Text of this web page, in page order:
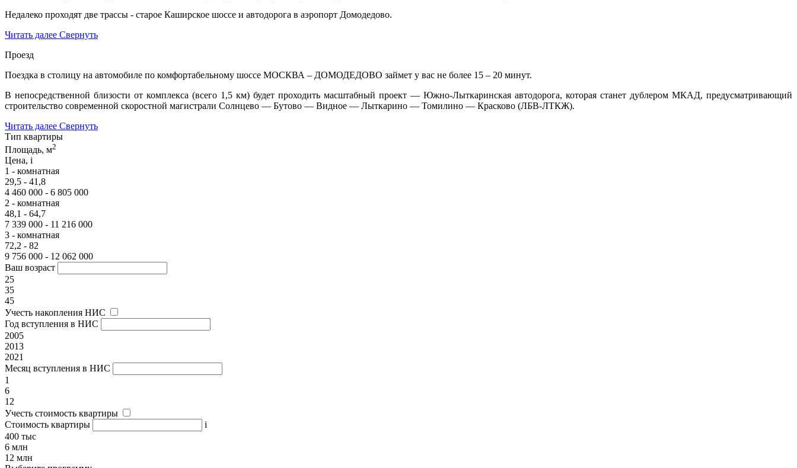
Недалеко проходят две трассы - старое Каширское шоссе и автодорога в аэропорт Домодедово.
Читать далее Свернуть
Проезд
Поездка в столицу на автомобиле по комфортабельному шоссе МОСКВА – ДОМОДЕДОВО займет у вас не более 15 – 20 минут.
В непосредственной близости от комплекса (всего 1,5 км) будет проходить масштабный проект — Южно-Лыткаринская автодорога, которая станет дублером МКАД, предусматривающий
строительство современной скоростной магистрали Солнцево — Бутово — Видное — Лыткарино — Томилино — Красково (ЛБВ-ЛТКЖ).
Читать далее Свернуть
Тип квартиры
Площадь, м2
Цена, i
1 - комнатная
29,5 - 41,8
4 460 000 - 6 805 000
2 - комнатная
48,1 - 64,7
7 339 000 - 11 216 000
3 - комнатная
72,2 - 82
9 756 000 - 12 062 000
Ваш возраст
25
35
45
Учесть накопления НИС
Год вступления в НИС
2005
2013
2021
Месяц вступления в НИС
1
6
12
Учесть стоимость квартиры
Стоимость квартиры
i
400 тыс
6 млн
12 млн